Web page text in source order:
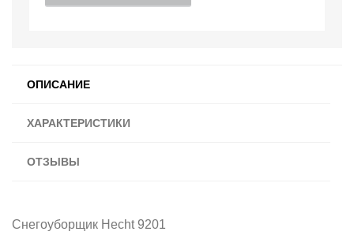
ОПИСАНИЕ
ХАРАКТЕРИСТИКИ
ОТЗЫВЫ
Снегоуборщик Hecht 9201